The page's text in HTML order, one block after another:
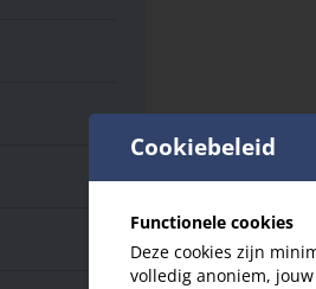
Cookiebeleid
Functionele cookies
Deze cookies zijn
volledig anoniem,